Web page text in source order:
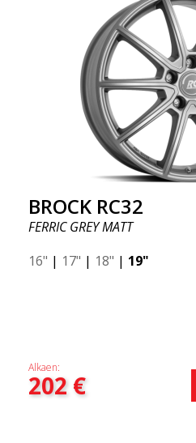
BROCK RC32
FERRIC GREY MATT
16" | 17" | 18" | 19"
Alkaen:
202€